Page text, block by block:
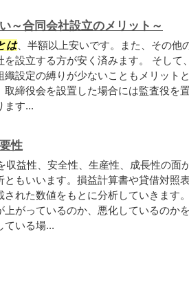
～合同会社設立のメリット～
は、半額以上安いです。また、その他
を設立する方が安く済みます。 そして
設定の縛りが少ないこともメリット
取締役会を設置した場合には監査役を
ます...
性
収益性、安全性、生産性、成長性の面
もいいます。損益計算書や貸借対照
された数値をもとに分析していきます
上がっているのか、悪化しているのか
ている場...